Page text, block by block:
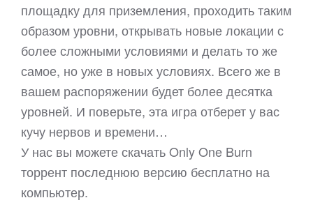
площадку для приземления, проходить таким
образом уровни, открывать новые локации с
более сложными условиями и делать то же
самое, но уже в новых условиях. Всего же в
вашем распоряжении будет более десятка
уровней. И поверьте, эта игра отберет у вас
кучу нервов и времени…
У нас вы можете скачать Only One Burn
торрент последнюю версию бесплатно на
компьютер.